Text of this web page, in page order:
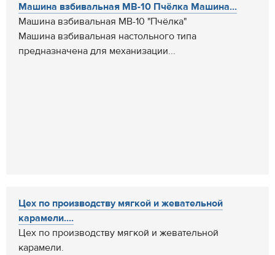
Машина взбивальная МВ-10 Пчёлка Машина...
Машина взбивальная МВ-10 "Пчёлка"
Машина взбивальная настольного типа
предназначена для механизации...
Цех по производству мягкой и жевательной
карамели....
Цех по производству мягкой и жевательной
карамели.